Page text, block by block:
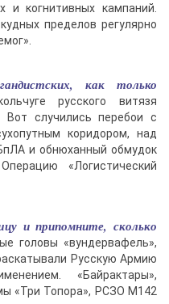
и когнитивных кампаний.
пределов регулярно
как только
русского витязя
случились перебои с
коридором, над
и обнюханный обмудок
«Логистический
и припомните, сколько
головы «вундервафель»,
Русскую Армию
«Байрактары»,
«Три Топора», РСЗО M142